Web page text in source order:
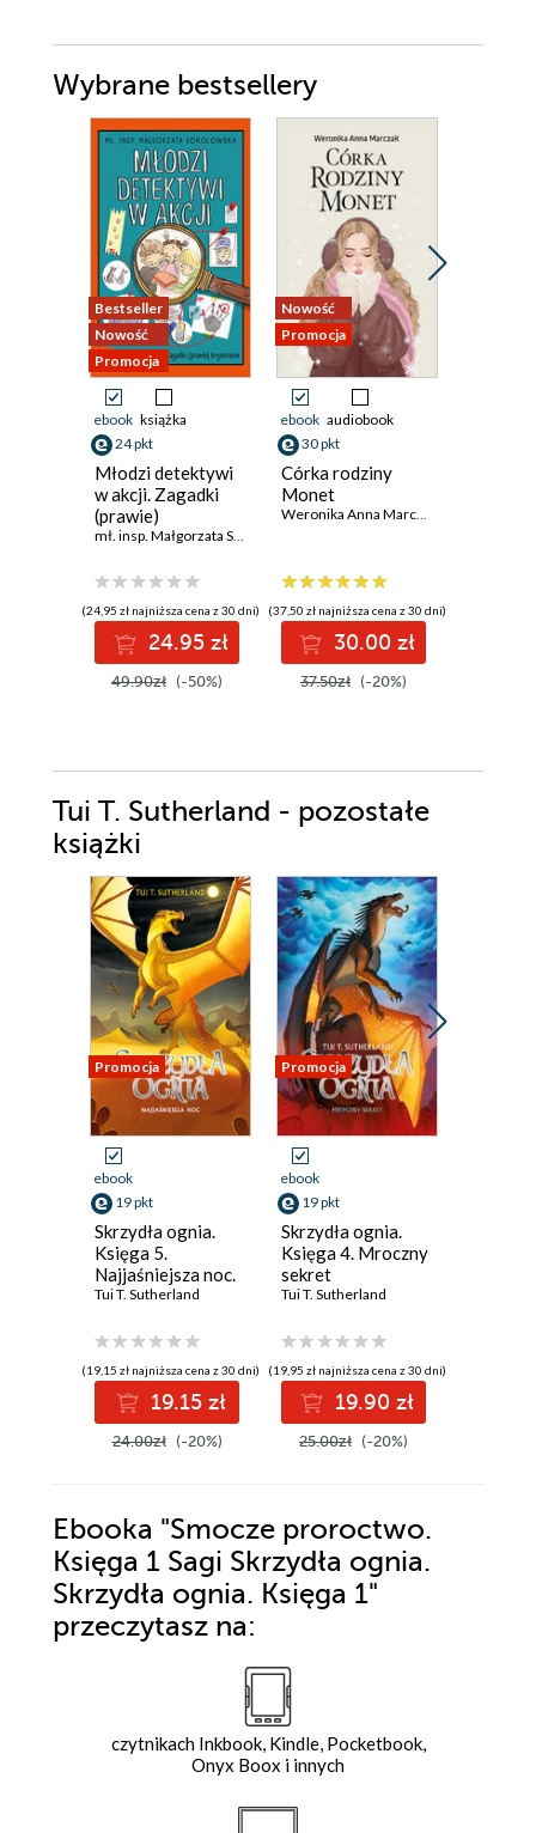
Wybrane bestsellery
Bestseller
Nowość
Promocja
ebook książka
24 pkt
Młodzi detektywi
w akcji. Zagadki
(prawie)
kryminalne
(24,95 zł najniższa cena z 30 dni)
24.95 zł
49.90zł (-50%)
Nowość
Promocja
ebook audiobook
30 pkt
Córka rodziny
Monet
(37,50 zł najniższa cena z 30 dni)
30.00 zł
37.50zł (-20%)
Tui T. Sutherland - pozostałe
książki
Promocja
ebook
19 pkt
Skrzydła ognia.
Księga 5.
Najjaśniejsza noc.
Saga Skrzydła
Tui T. Sutherland
(19,15 zł najniższa cena z 30 dni)
19.15 zł
24.00zł (-20%)
Promocja
ebook
19 pkt
Skrzydła ognia.
Księga 4. Mroczny
sekret
Tui T. Sutherland
(19,95 zł najniższa cena z 30 dni)
19.90 zł
25.00zł (-20%)
Ebooka "Smocze proroctwo.
Księga 1 Sagi Skrzydła ognia.
Skrzydła ognia. Księga 1"
przeczytasz na:
czytnikach Inkbook, Kindle, Pocketbook,
Onyx Boox i innych